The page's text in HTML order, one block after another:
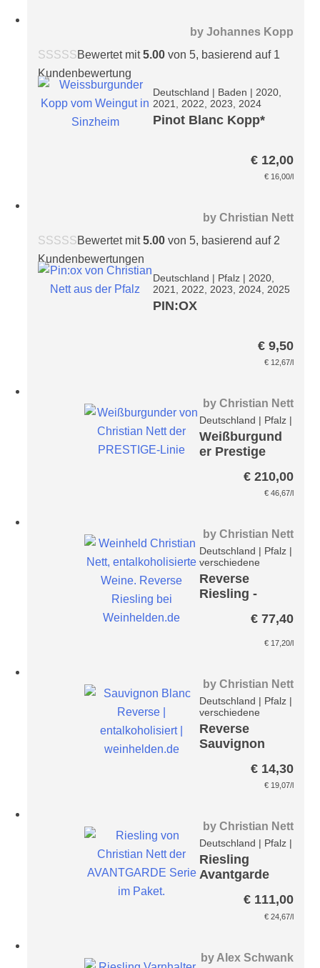
byJohannes Kopp
Bewertet mit5.00von 5, basierend auf 1
Kundenbewertung
Deutschland | Baden | 2020,
2021, 2022, 2023, 2024
Pinot Blanc Kopp*
€ 12,00
€ 16,00/l
byChristian Nett
Bewertet mit5.00von 5, basierend auf 2
Kundenbewertungen
Deutschland | Pfalz | 2020,
2021, 2022, 2023, 2024, 2025
PIN:OX
€ 9,50
€ 12,67/l
byChristian Nett
Deutschland | Pfalz |
Weißburgund
er Prestige
€ 210,00
€ 46,67/l
byChristian Nett
Deutschland | Pfalz |
verschiedene
Reverse
Riesling -
ert- Paket
€ 77,40
€ 17,20/l
byChristian Nett
Deutschland | Pfalz |
verschiedene
Reverse
Sauvignon
entalkoholisi
€ 14,30
€ 19,07/l
byChristian Nett
Deutschland | Pfalz |
Riesling
Avantgarde
€ 111,00
€ 24,67/l
by Alex Schwank